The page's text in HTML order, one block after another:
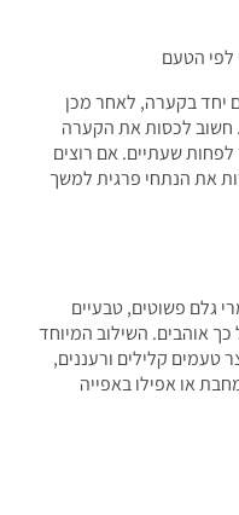
לאחר מכן
את הקערה
אם רוצים
פרגית למשך
טבעיים
השילוב המיוחד
קלילים ורעננים,
אפילו באפייה